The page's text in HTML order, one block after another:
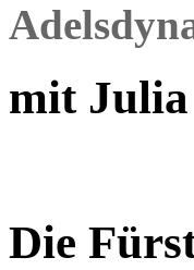
mit
Die